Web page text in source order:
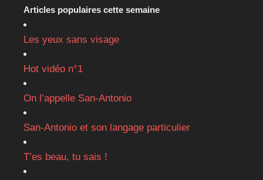
Articles populaires cette semaine
Les yeux sans visage
Hot vidéo n°1
On l’appelle San-Antonio
San-Antonio et son langage particulier
T’es beau, tu sais !